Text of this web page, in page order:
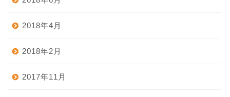
2018年4月
2018年2月
2017年11月